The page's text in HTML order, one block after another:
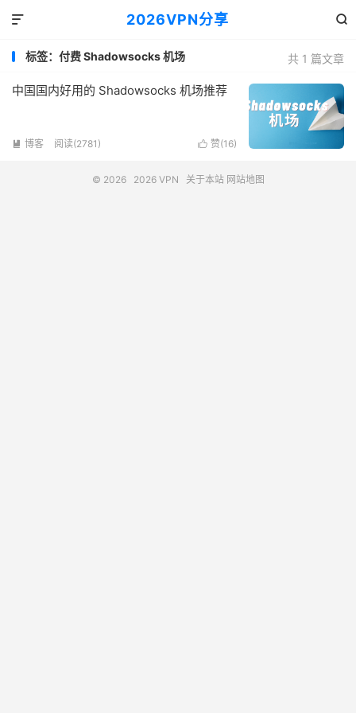
2026VPN分享 

共 1 篇文章
标签：付费 Shadowsocks 机场
中国国内好用的 Shadowsocks 机场推荐
 赞(16)
 博客 阅读(2781)
© 2026 2026 VPN 关于本站 网站地图